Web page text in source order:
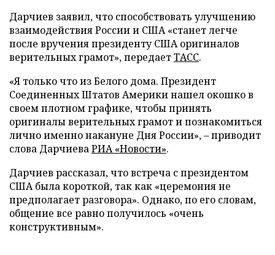
Дарчиев заявил, что способствовать улучшению
взаимодействия России и США «станет легче
после вручения президенту США оригиналов
верительных грамот», передаетТАСС.
«Я только что из Белого дома. Президент
Соединенных Штатов Америки нашел окошко в
своем плотном графике, чтобы принять
оригиналы верительных грамот и познакомиться
лично именно накануне Дня России», – приводит
слова ДарчиеваРИА «Новости».
Дарчиев рассказал, что встреча с президентом
США была короткой, так как «церемония не
предполагает разговора». Однако, по его словам,
общение все равно получилось «очень
конструктивным».